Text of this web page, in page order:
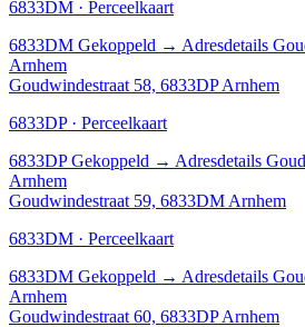
6833DM · Perceelkaart
6833DM Gekoppeld → Adresdetails
Arnhem
Goudwindestraat 58, 6833DP Arnhem
6833DP · Perceelkaart
6833DP Gekoppeld → Adresdetails
Arnhem
Goudwindestraat 59, 6833DM Arnhem
6833DM · Perceelkaart
6833DM Gekoppeld → Adresdetails
Arnhem
Goudwindestraat 60, 6833DP Arnhem